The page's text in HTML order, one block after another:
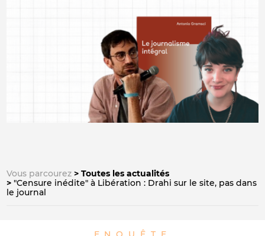
Vous parcourez
Toutes les actualités
"Censure inédite" à Libération : Drahi sur le site, pas dans
le journal